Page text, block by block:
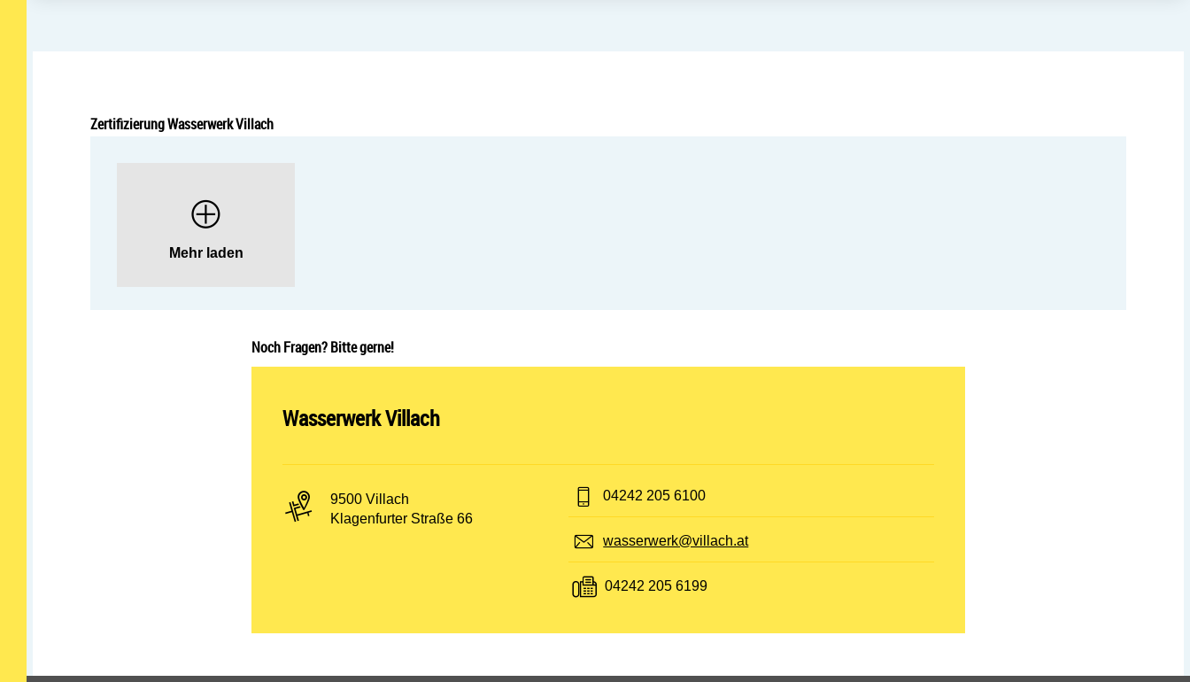
Zertifizierung Wasserwerk Villach
Mehr laden
Noch Fragen? Bitte gerne!
Abteilung öffnen:
Wasserwerk Villach
PLZ und Ort:
9500 Villach
Adresse:
Klagenfurter Straße 66
Telefon:
04242 205 6100
E-Mail:
wasserwerk@villach.at
Fax:
04242 205 6199